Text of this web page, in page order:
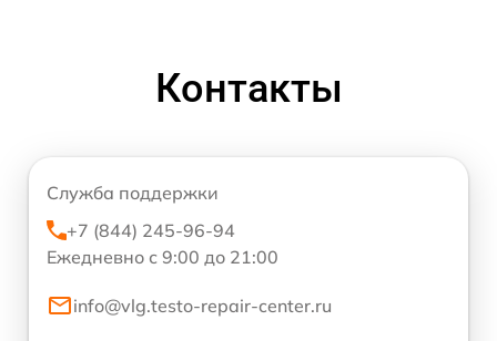
Контакты
Служба поддержки
+7 (844) 245-96-94
Ежедневно с 9:00 до 21:00
info@vlg.testo-repair-center.ru